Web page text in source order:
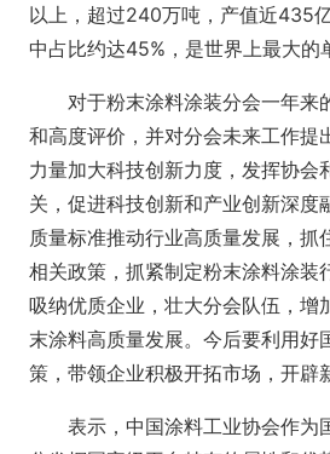
以上，超过240万吨，产值近435
中占比约达45%，是世界上最大的
对于粉末涂料涂装分会一年来
和高度评价，并对分会未来工作提
力量加大科技创新力度，发挥协会
关，促进科技创新和产业创新深度
质量标准推动行业高质量发展，抓
相关政策，抓紧制定粉末涂料涂装
吸纳优质企业，壮大分会队伍，增
末涂料高质量发展。今后要利用好
策，带领企业积极开拓市场，开辟
表示，中国涂料工业协会作为